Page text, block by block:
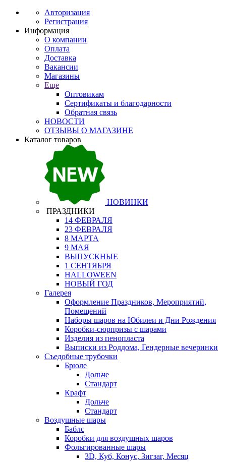
Авторизация
Регистрация
Информация
О компании
Оплата
Доставка
Вакансии
Магазины
Еще
Оптовикам
Сертификаты и благодарности
Обратная связь
НОВОСТИ
ОТЗЫВЫ О МАГАЗИНЕ
Каталог товаров
НОВИНКИ
ПРАЗДНИКИ
14 ФЕВРАЛЯ
23 ФЕВРАЛЯ
8 МАРТА
9 МАЯ
ВЫПУСКНЫЕ
1 СЕНТЯБРЯ
HALLOWEEN
НОВЫЙ ГОД
Галерея
Оформление Праздников, Мероприятий,
Помещений
Наборы шаров на Юбилеи и Дни Рождения
Коробки-сюрпризы с шарами
Изделия из пенопласта
Выписки из Роддома, Гендерные вечеринки
Съедобные трубочки
Брюле
Дольче
Стандарт
Крафт
Дольче
Стандарт
Воздушные шары
Баблс
Коробки для воздушных шаров
Фольгированные шары
3D, Куб, Конус, Зигзаг, Месяц